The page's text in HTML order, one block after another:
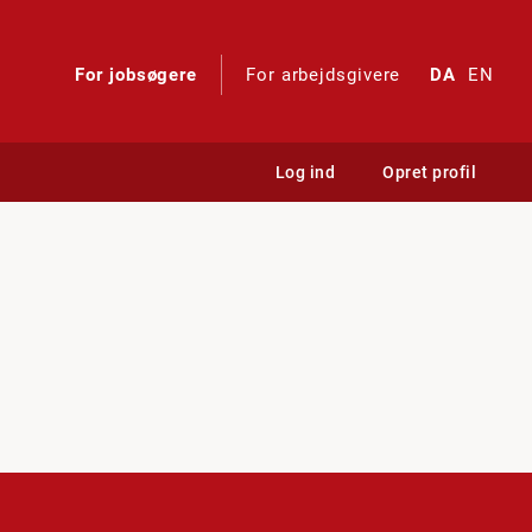
For jobsøgere For arbejdsgivere DA EN
Log ind Opret profil